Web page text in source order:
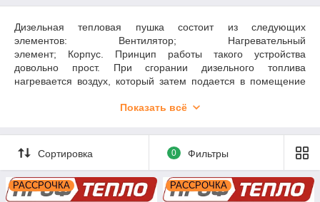
Дизельная тепловая пушка состоит из следующих
элементов: Вентилятор; Нагревательный
элемент; Корпус. Принцип работы такого устройства
довольно прост. При сгорании дизельного топлива
нагревается воздух, который затем подается в помещение
тепловые дизельные пушки разделяются на два вида:
пламя;
Непрямого нагрева – в таких пушках
устанавливается специальный теплообменник,
Показать всё
Сортировка 0 Фильтры
РАССРОЧКА РАССРОЧКА